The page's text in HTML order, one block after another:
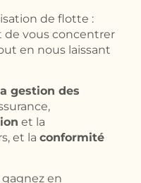
de flotte :
vous concentrer
en nous laissant
gestion des
et la
et la conformité
gagnez en